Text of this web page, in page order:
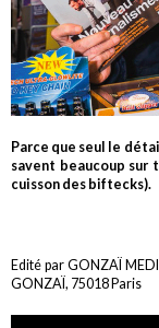
Parce que seul le
savent beaucoup sur
cuisson des biftecks).
Edité par GONZAÏ
GONZAÏ, 75018 Paris